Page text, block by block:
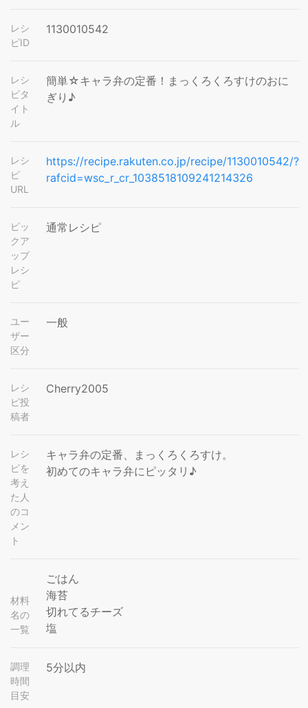
レシ
ピID
1130010542
レシ
ピタ
イト
ル
簡単☆キャラ弁の定番！まっくろくろすけのおに
ぎり♪
レシ
ピ
URL
https://recipe.rakuten.co.jp/recipe/1130010542/?
rafcid=wsc_r_cr_1038518109241214326
ピッ
クア
ップ
レシ
ピ
通常レシピ
ユー
ザー
区分
一般
レシ
ピ投
稿者
Cherry2005
レシ
ピを
考え
た人
のコ
メン
ト
キャラ弁の定番、まっくろくろすけ。
初めてのキャラ弁にピッタリ♪
材料
名の
一覧
ごはん
海苔
切れてるチーズ
塩
調理
時間
目安
5分以内